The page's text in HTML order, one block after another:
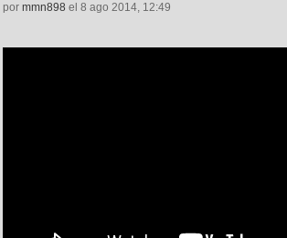
por mmn898 el 8 ago 2014, 12:49